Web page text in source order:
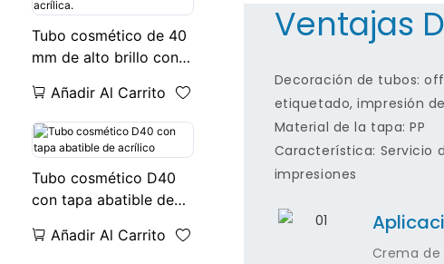
Ventajas
Decoración de tubos:
etiquetado, impresión
Material de la tapa: PP
Característica: Servicio
impresiones
Crema
Tubo cosmético de 40
mm de alto brillo con
Añadir Al Carrito
Tubo cosmético D40
con tapa abatible de
Añadir Al Carrito